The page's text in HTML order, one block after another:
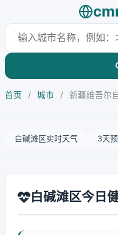
首页 / 城市 / 新疆维吾尔
白碱滩区实时天气 3天
白碱滩区今日